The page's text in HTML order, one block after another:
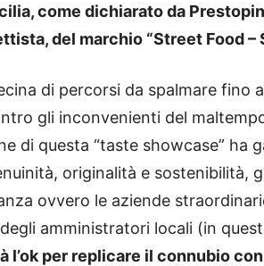
come dichiarato da
del marchio “Street Food –
di percorsi da spalmare fino
gli inconvenienti del
di questa “taste showcase” ha
originalità e sostenibilità,
ovvero le aziende
amministratori locali (in
l’ok per replicare il connubio